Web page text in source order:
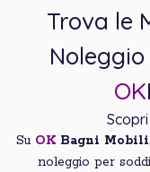
Trova le
OK
Su OK Bagni Mobili
noleggio per